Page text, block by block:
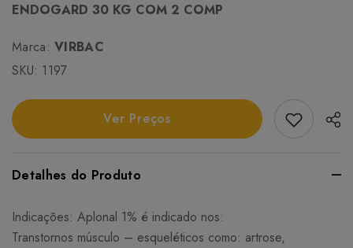
ENDOGARD 30 KG COM 2 COMP
Marca: VIRBAC
SKU: 1197
Ver Preços Add
Detalhes do Produto
Indicações: Aplonal 1% é indicado nos:
Transtornos músculo – esqueléticos como: artrose,